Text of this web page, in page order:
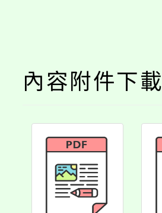
內容附件下載